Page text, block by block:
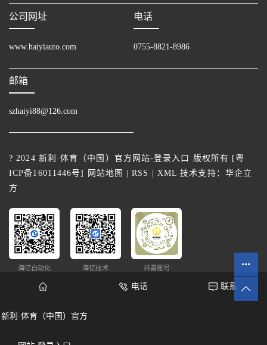
公司网址
www.haiyiauto.com
电话
0755-8821-8986
邮箱
szhaiyi88@126.com
? 2024 新利·体育（中国）官方网站-登录入口 版权所有 [粤
ICP备16011446号] 网站地图 |RSS XML 技术支持： 华企立
方
海亿自动化 海亿技术 抖音账号
新利·体育（中国）官方
电话 联系